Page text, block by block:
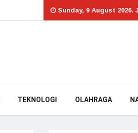
Sunday, 9 August 2026.
TEKNOLOGI OLAHRAGA